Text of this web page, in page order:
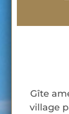
Gîte
village